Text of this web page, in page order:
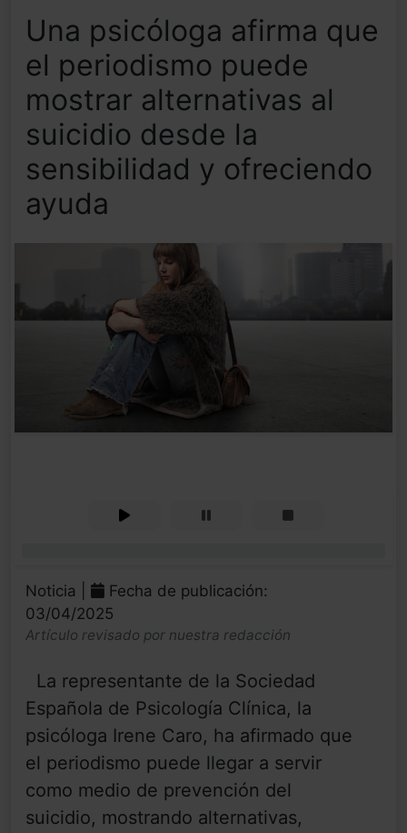
Una psicóloga afirma que
el periodismo puede
mostrar alternativas al
suicidio desde la
sensibilidad y ofreciendo
ayuda
Noticia |
Fecha de publicación:
03/04/2025
Artículo revisado por nuestra redacción
La representante de la Sociedad
Española de Psicología Clínica, la
psicóloga Irene Caro, ha afirmado que
el periodismo puede llegar a servir
como medio de prevención del
suicidio, mostrando alternativas,